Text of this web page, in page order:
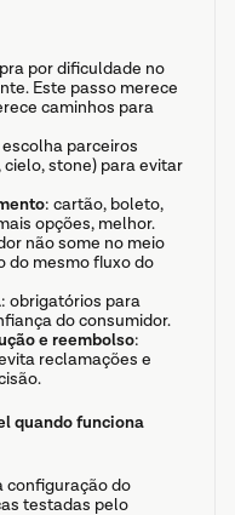
por dificuldade no
Este passo merece
caminhos para
escolha parceiros
stone) para evitar
: cartão, boleto,
opções, melhor.
não some no meio
do mesmo fluxo do
: obrigatórios para
do consumidor.
e reembolso:
reclamações e
quando funciona
configuração do
testadas pelo